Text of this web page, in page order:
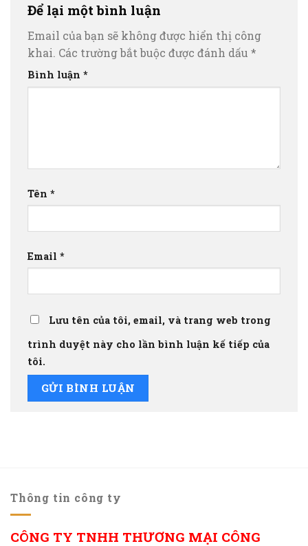
Để lại một bình luận
Email của bạn sẽ không được hiển thị công
khai. Các trường bắt buộc được đánh dấu *
Bình luận *
Tên *
Email *
Lưu tên của tôi, email, và trang web trong
trình duyệt này cho lần bình luận kế tiếp của
tôi.
Thông tin công ty
CÔNG TY TNHH THƯƠNG MẠI CÔNG